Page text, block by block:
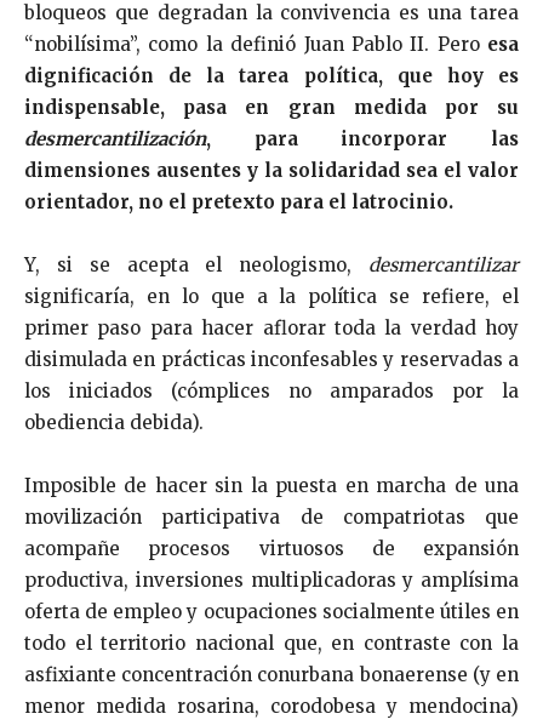
bloqueos que degradan la convivencia es una tarea
“nobilísima”, como la definió Juan Pablo II. Pero esa
dignificación de la tarea política, que hoy es
indispensable, pasa en gran medida por su
desmercantilización, para incorporar las
dimensiones ausentes y la solidaridad sea el valor
orientador, no el pretexto para el latrocinio.
Y, si se acepta el neologismo, desmercantilizar
significaría, en lo que a la política se refiere, el
primer paso para hacer aflorar toda la verdad hoy
disimulada en prácticas inconfesables y reservadas a
los iniciados (cómplices no amparados por la
obediencia debida).
Imposible de hacer sin la puesta en marcha de una
movilización participativa de compatriotas que
acompañe procesos virtuosos de expansión
productiva, inversiones multiplicadoras y amplísima
oferta de empleo y ocupaciones socialmente útiles en
todo el territorio nacional que, en contraste con la
asfixiante concentración conurbana bonaerense (y en
menor medida rosarina, corodobesa y mendocina)